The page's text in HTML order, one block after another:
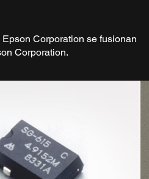
Corporation se fusionan
Corporation.